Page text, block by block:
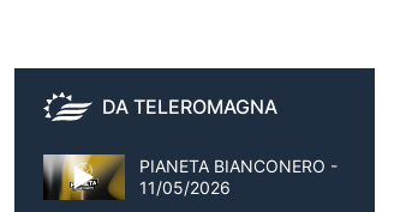
DA TELEROMAGNA
PIANETA BIANCONERO -
11/05/2026